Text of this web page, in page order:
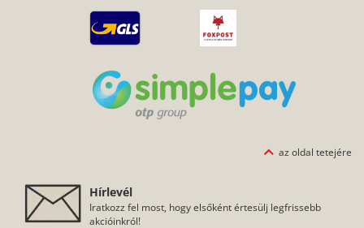
az oldal tetejére
Hírlevél
Iratkozz fel most, hogy elsőként értesülj legfrissebb
akcióinkról!